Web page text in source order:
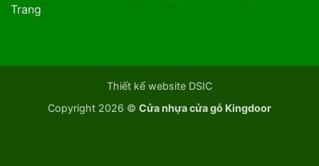
Trang
Thiết kế website DSIC
Copyright 2026 © Cửa nhựa cửa gỗ Kingdoor